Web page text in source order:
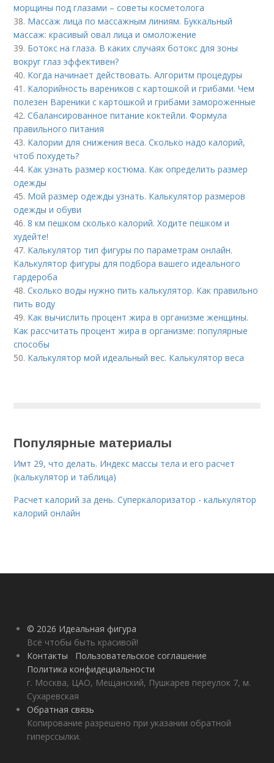
морщины под глазами – советы косметолога
38. Массаж лица по массажным линиям. Буккальный
массаж: красивый овал лица и омоложение
39. Ботокс на глаза. В каких случаях ботокс для зоны
вокруг глаз эффективен?
40. Когда начинает действовать. Алгоритм процедуры
41. Калорийность вареников с картошкой и грибами. Чем
полезен Вареники с картошкой и грибами замороженные
42.Сбалансированное питание коктейли. Формула
правильного питания
43. Калории для снижения веса. Сколько надо калорий,
чтоб похудеть?
44. Как узнать размер костюма. Как определить размер
одежды
45. Мой размер одежды узнать. Калькулятор размеров
одежды и обуви
46.8 км пешком сколько калорий. Ходите пешком и
худейте!
47. Калькулятор тип фигуры по параметрам онлайн.
Калькулятор фигуры для подбора вашего идеального
гардероба
48.Сколько воды нужно пить калькулятор. Как правильно
пить воду
49. Как вычислить процент жира в организме женщины.
Как рассчитать процент жира в организме: популярные
способы
50. Калькулятор мой идеальный вес. Калькулятор веса
Популярные материалы
Имт 29, что делать. Индекс массы тела и его расчет
(калькулятор и таблица)
Расчет калорий за день. Суперкалоризатор - калькулятор
калорий онлайн
© 2026 Идеальная фигура
Всё чтобы быть красивой!
Контакты
Пользовательское соглашение
Политика конфидециальности
г. Москва, ЦАО, Мещанский, Пушкарев переулок 7, м.
Сухаревская
Обратная связь
Копирование разрешено при указании обратной
гиперссылки.